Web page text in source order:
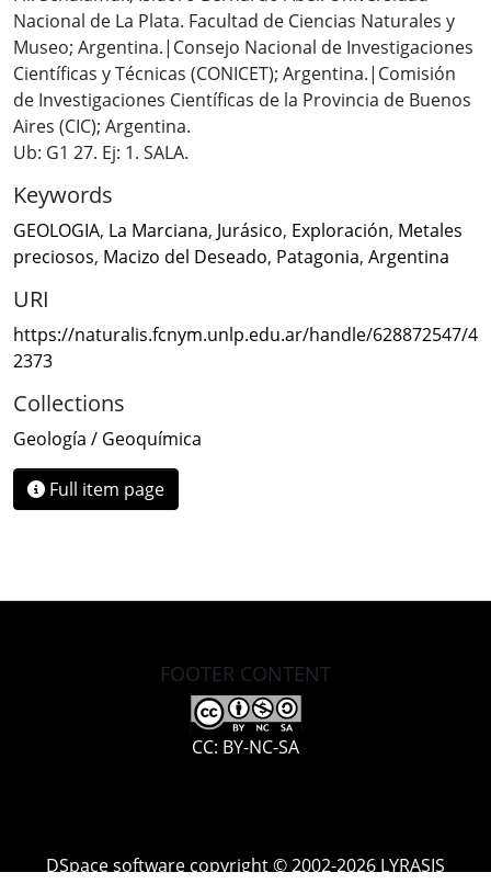
Nacional de La Plata. Facultad de Ciencias Naturales y
Museo; Argentina.|Consejo Nacional de Investigaciones
Científicas y Técnicas (CONICET); Argentina.|Comisión
de Investigaciones Científicas de la Provincia de Buenos
Aires (CIC); Argentina.
Ub: G1 27. Ej: 1. SALA.
Keywords
GEOLOGIA, La Marciana, Jurásico, Exploración, Metales
preciosos, Macizo del Deseado, Patagonia, Argentina
URI
https://naturalis.fcnym.unlp.edu.ar/handle/628872547/4
2373
Collections
Geología / Geoquímica
Full item page
FOOTER CONTENT
CC: BY-NC-SA
DSpace software copyright © 2002-2026 LYRASIS